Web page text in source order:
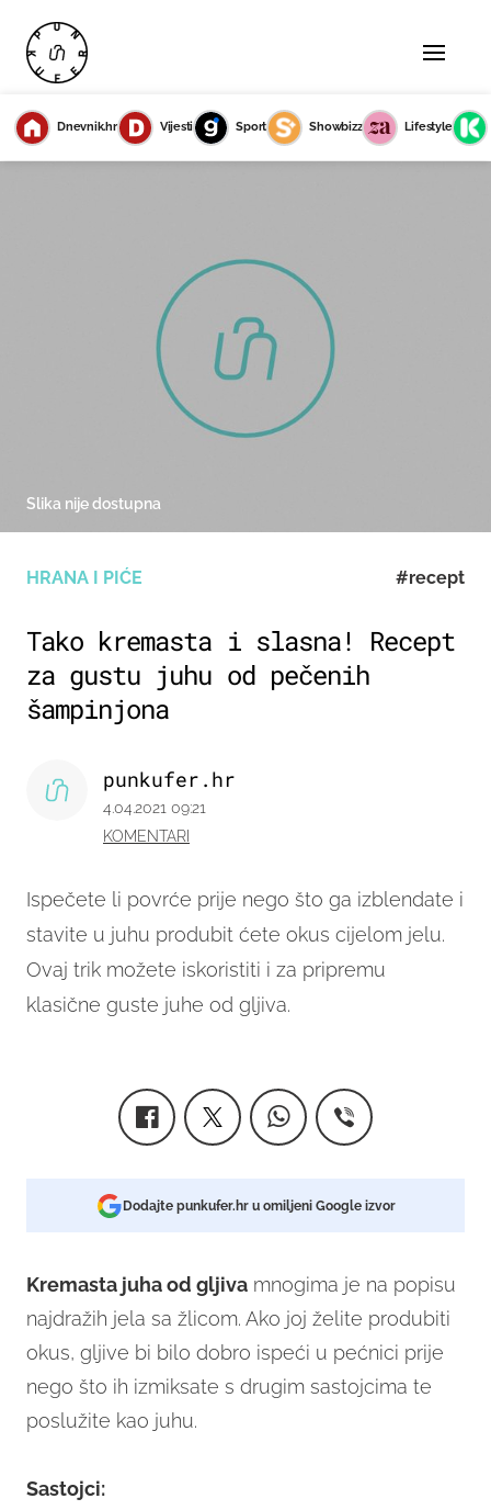
Dnevnik.hr Vijesti Sport Showbizz Lifestyle
HRANA I PIĆE #recept
Tako kremasta i slasna! Recept
za gustu juhu od pečenih
šampinjona
Ispečete li povrće prije nego što ga izblendate i
stavite u juhu produbit ćete okus cijelom jelu.
Ovaj trik možete iskoristiti i za pripremu
klasične guste juhe od gljiva.
punkufer.hr
4.04.2021 09:21
KOMENTARI
Slika nije dostupna
Dodajte punkufer.hr u omiljeni Google izvor
Kremasta juha od gljiva mnogima je na popisu
najdražih jela sa žlicom. Ako joj želite produbiti
okus, gljive bi bilo dobro ispeći u pećnici prije
nego što ih izmiksate s drugim sastojcima te
poslužite kao juhu.
Sastojci: